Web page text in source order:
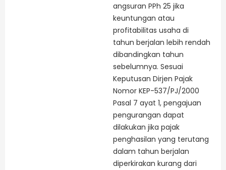
angsuran PPh 25 jika
keuntungan atau
profitabilitas usaha di
tahun berjalan lebih rendah
dibandingkan tahun
sebelumnya. Sesuai
Keputusan Dirjen Pajak
Nomor KEP-537/PJ/2000
Pasal 7 ayat 1, pengajuan
pengurangan dapat
dilakukan jika pajak
penghasilan yang terutang
dalam tahun berjalan
diperkirakan kurang dari